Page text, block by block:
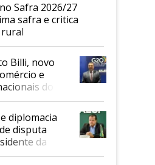
Safra 2026/27
safra e critica
Billi, novo
e
do
diplomacia
disputa
da